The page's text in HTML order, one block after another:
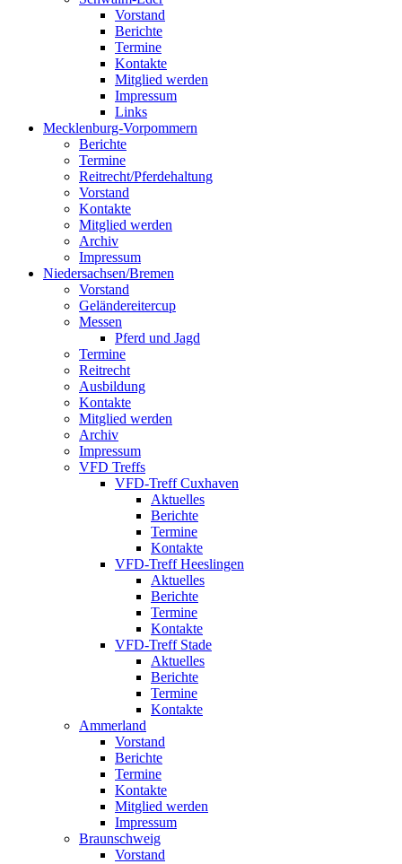
Vorstand
Berichte
Termine
Kontakte
Mitglied werden
Impressum
Links
Mecklenburg-Vorpommern
Berichte
Termine
Reitrecht/Pferdehaltung
Vorstand
Kontakte
Mitglied werden
Archiv
Impressum
Niedersachsen/Bremen
Vorstand
Geländereitercup
Messen
Pferd und Jagd
Termine
Reitrecht
Ausbildung
Kontakte
Mitglied werden
Archiv
Impressum
VFD Treffs
VFD-Treff Cuxhaven
Aktuelles
Berichte
Termine
Kontakte
VFD-Treff Heeslingen
Aktuelles
Berichte
Termine
Kontakte
VFD-Treff Stade
Aktuelles
Berichte
Termine
Kontakte
Ammerland
Vorstand
Berichte
Termine
Kontakte
Mitglied werden
Impressum
Braunschweig
Vorstand